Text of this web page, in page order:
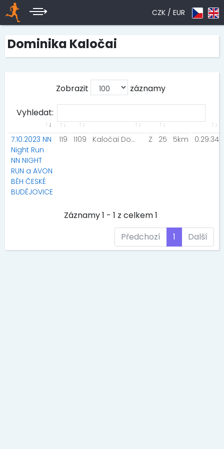
CZK / EUR
Dominika Kaločai
Zobrazit záznamy
Vyhledat:
7.10.2023 NN
Night Run
NN NIGHT
RUN a AVON
BĚH ČESKÉ
BUDĚJOVICE
119 1109 Kaločai Dominika Z 25 5km 0:29:34
Záznamy 1 - 1 z celkem 1
Předchozí
1 Další